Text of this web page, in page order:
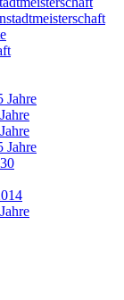
Jahre
Jahre